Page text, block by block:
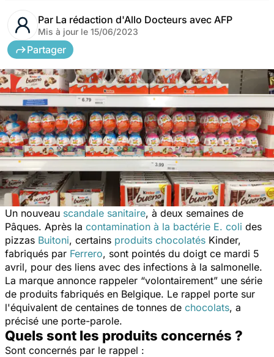
Par La rédaction d'Allo Docteurs avec AFP
Mis à jour le 15/06/2023
Partager
Un nouveau scandale sanitaire, à deux semaines de
Pâques. Après la contamination à la bactérie E. coli des
pizzas Buitoni, certains produits chocolatés Kinder,
fabriqués par Ferrero, sont pointés du doigt ce mardi 5
avril, pour des liens avec des infections à la salmonelle.
La marque annonce rappeler “volontairement” une série
de produits fabriqués en Belgique. Le rappel porte sur
l'équivalent de centaines de tonnes de chocolats, a
précisé une porte-parole.
Quels sont les produits concernés ?
Sont concernés par le rappel :